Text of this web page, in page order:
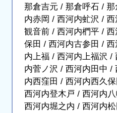
那倉吉元 / 那倉呼石 /
内赤岡 / 西河内虻沢 /
観音前 / 西河内椚平 /
保田 / 西河内古参田 /
内上福 / 西河内上福沢 /
内菅ノ沢 / 西河内田中 /
内西窪田 / 西河内西久
西河内登木戸 / 西河内
西河内堀之内 / 西河内